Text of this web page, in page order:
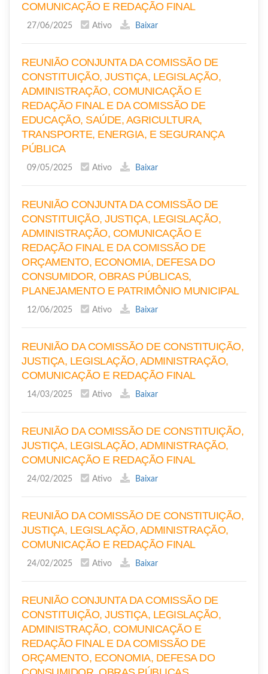
COMUNICAÇÃO E REDAÇÃO FINAL
27/06/2025 Ativo Baixar
REUNIÃO CONJUNTA DA COMISSÃO DE
CONSTITUIÇÃO, JUSTIÇA, LEGISLAÇÃO,
ADMINISTRAÇÃO, COMUNICAÇÃO E
REDAÇÃO FINAL E DA COMISSÃO DE
EDUCAÇÃO, SAÚDE, AGRICULTURA,
TRANSPORTE, ENERGIA, E SEGURANÇA
PÚBLICA
09/05/2025 Ativo Baixar
REUNIÃO CONJUNTA DA COMISSÃO DE
CONSTITUIÇÃO, JUSTIÇA, LEGISLAÇÃO,
ADMINISTRAÇÃO, COMUNICAÇÃO E
REDAÇÃO FINAL E DA COMISSÃO DE
ORÇAMENTO, ECONOMIA, DEFESA DO
CONSUMIDOR, OBRAS PÚBLICAS,
PLANEJAMENTO E PATRIMÔNIO MUNICIPAL
12/06/2025 Ativo Baixar
REUNIÃO DA COMISSÃO DE CONSTITUIÇÃO,
JUSTIÇA, LEGISLAÇÃO, ADMINISTRAÇÃO,
COMUNICAÇÃO E REDAÇÃO FINAL
14/03/2025 Ativo Baixar
REUNIÃO DA COMISSÃO DE CONSTITUIÇÃO,
JUSTIÇA, LEGISLAÇÃO, ADMINISTRAÇÃO,
COMUNICAÇÃO E REDAÇÃO FINAL
24/02/2025 Ativo Baixar
REUNIÃO DA COMISSÃO DE CONSTITUIÇÃO,
JUSTIÇA, LEGISLAÇÃO, ADMINISTRAÇÃO,
COMUNICAÇÃO E REDAÇÃO FINAL
24/02/2025 Ativo Baixar
REUNIÃO CONJUNTA DA COMISSÃO DE
CONSTITUIÇÃO, JUSTIÇA, LEGISLAÇÃO,
ADMINISTRAÇÃO, COMUNICAÇÃO E
REDAÇÃO FINAL E DA COMISSÃO DE
ORÇAMENTO, ECONOMIA, DEFESA DO